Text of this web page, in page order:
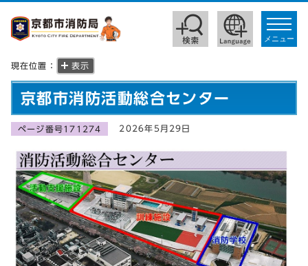
toggle
メニュー
現在位置： 表示
京都市消防活動総合センター
ページ番号171274 2026年5月29日